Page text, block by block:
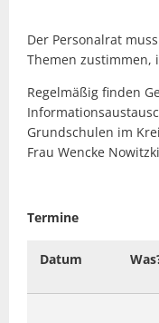
Der Personalrat
Themen
Regelmäßig finden
Grundschulen im
Frau Wencke
Termine
Datum